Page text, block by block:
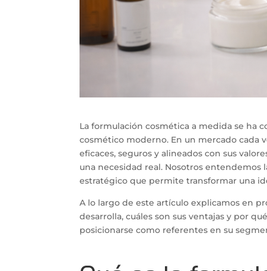
La formulación cosmética a medida se ha
cosmético moderno. En un mercado cada
eficaces, seguros y alineados con sus
una necesidad real. Nosotros
estratégico que permite transformar una
A lo largo de este artículo explicamos en
desarrolla, cuáles son sus ventajas y por
posicionarse como referentes en su